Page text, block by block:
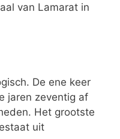
van Lamarat in
De ene keer
jaren zeventig af
Het grootste
uit